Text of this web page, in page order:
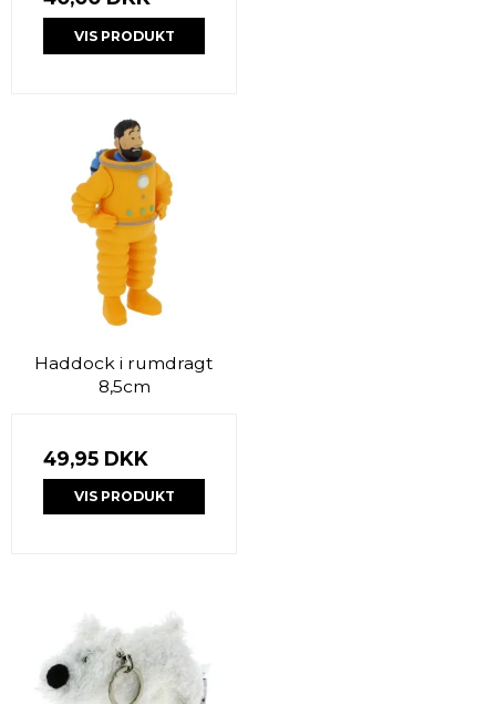
VIS PRODUKT
Haddock i rumdragt
8,5cm
49,95 DKK
VIS PRODUKT